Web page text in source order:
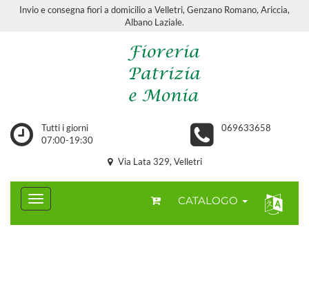
Invio e consegna fiori a domicilio a Velletri, Genzano Romano, Ariccia,
Albano Laziale.
Tutti i giorni
07:00-19:30
069633658
Via Lata 329, Velletri
CATALOGO